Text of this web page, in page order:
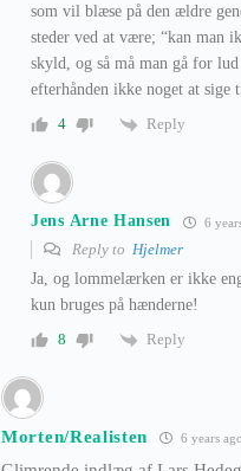
som vil blæse på den ældre
steder ved at være; “kan man
skyld, og så må man gå for
efterhånden ikke noget at sige
4
Reply
Jens Arne Hansen 6
Reply to Hjelmer
Ja, og lommelærken er ikke
kun bruges på hænderne!
8
Reply
Morten/Realisten 6 years ago